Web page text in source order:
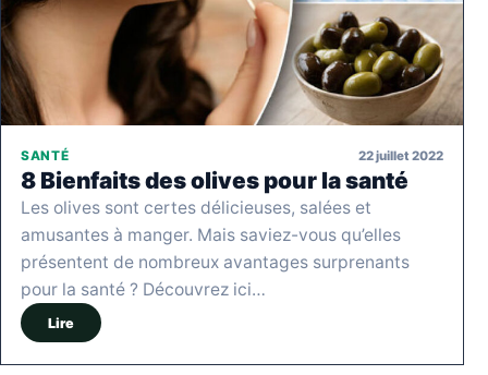
SANTÉ 22 juillet 2022
8 Bienfaits des olives pour la santé
Les olives sont certes délicieuses, salées et
amusantes à manger. Mais saviez-vous qu’elles
présentent de nombreux avantages surprenants
pour la santé ? Découvrez ici…
Lire